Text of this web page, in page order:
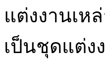
แต่งงานเห
เป็นชุดแต่ง